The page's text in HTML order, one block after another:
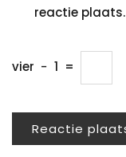
reactie plaats.
vier − 1 =